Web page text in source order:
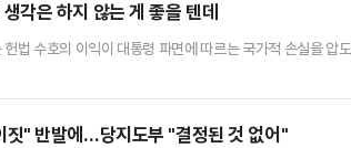
각은 하지 않는 게 좋을 텐데
법 수호의 이익이 대통령 파면에 따르는 국가적 손실을 압
서는 실로 오래고 집요했던 투쟁 끝에 현직 대통령을 자
짓" 반발에…당지도부 "결정된 것 없어"